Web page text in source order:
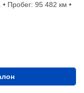
Пробег: 95 482 км •